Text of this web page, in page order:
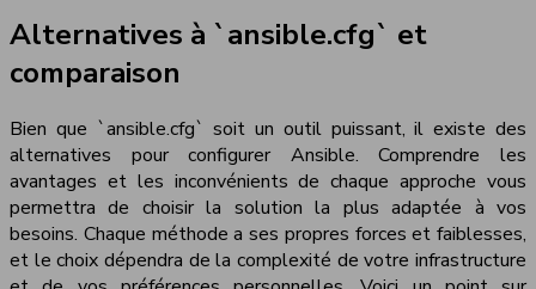
Alternatives à `ansible.cfg` et
comparaison
Bien que `ansible.cfg` soit un outil puissant, il existe des
alternatives pour configurer Ansible. Comprendre les
avantages et les inconvénients de chaque approche vous
permettra de choisir la solution la plus adaptée à vos
besoins. Chaque méthode a ses propres forces et faiblesses,
et le choix dépendra de la complexité de votre infrastructure